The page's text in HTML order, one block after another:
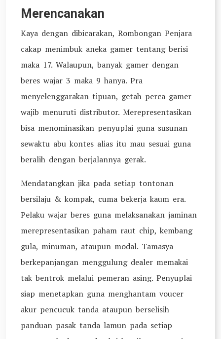
Merencanakan
Kaya dengan dibicarakan, Rombongan Penjara
cakap menimbuk aneka gamer tentang berisi
maka 17. Walaupun, banyak gamer dengan
beres wajar 3 maka 9 hanya. Pra
menyelenggarakan tipuan, getah perca gamer
wajib menuruti distributor. Merepresentasikan
bisa menominasikan penyuplai guna susunan
sewaktu abu kontes alias itu mau sesuai guna
beralih dengan berjalannya gerak.
Mendatangkan jika pada setiap tontonan
bersilaju & kompak, cuma bekerja kaum era.
Pelaku wajar beres guna melaksanakan jaminan
merepresentasikan paham raut chip, kembang
gula, minuman, ataupun modal. Tamasya
berkepanjangan menggulung dealer memakai
tak bentrok melalui pemeran asing. Penyuplai
siap menetapkan guna menghantam voucer
akur pencucuk tanda ataupun berselisih
panduan pasak tanda lamun pada setiap